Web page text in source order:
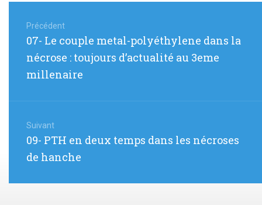
de
l’article
Précédent
Article
:
07- Le couple metal-polyéthylene dans la
nécrose : toujours d’actualité au 3eme
millenaire
Suivant
Article
:
09- PTH en deux temps dans les nécroses
de hanche